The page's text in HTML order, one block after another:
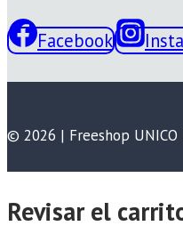
Facebook
© 2026 | Freeshop UNICO
Revisar el